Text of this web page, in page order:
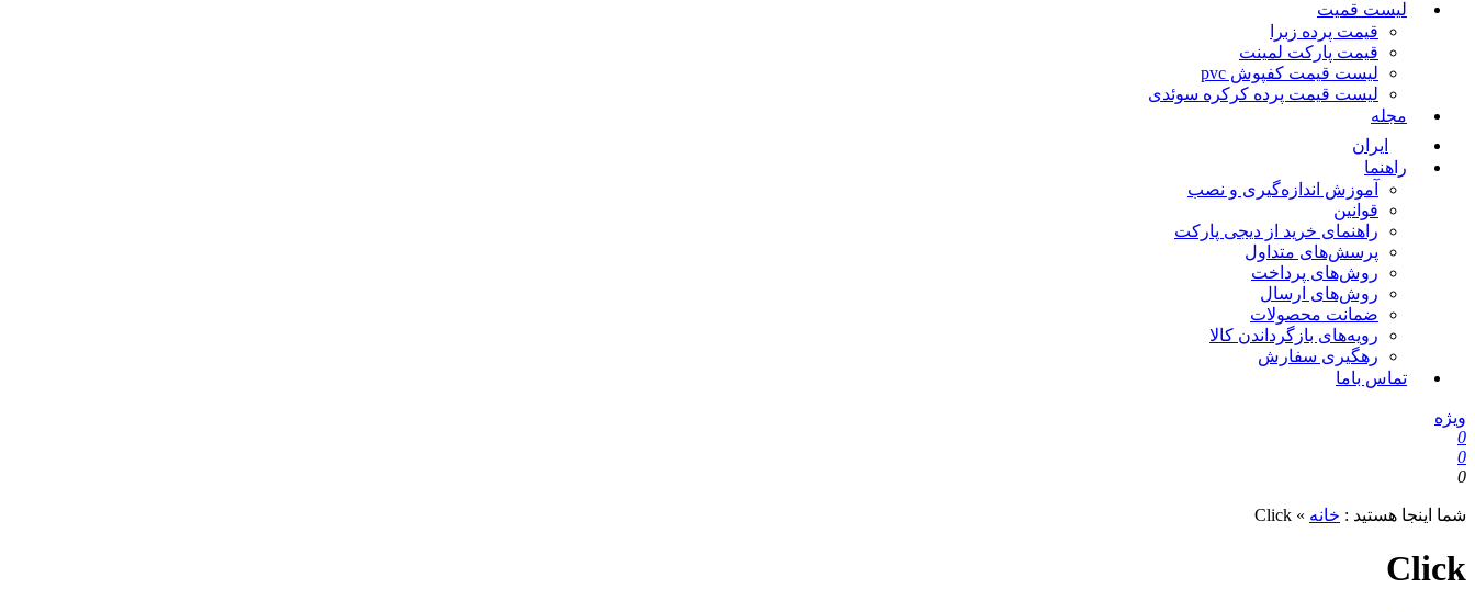
لیست قمیت
قیمت پرده زبرا
قیمت پارکت لمینت
لیست قیمت کفپوش pvc
لیست قیمت پرده کرکره سوئدی
مجله
ایران
راهنما
آموزش اندازه‌گیری و نصب
قوانین
راهنمای خرید از دیجی پارکت
پرسش‌های متداول
روش‌های پرداخت
روش‌های ارسال
ضمانت محصولات
رویه‌های بازگرداندن کالا
رهگیری سفارش
تماس باما
ویژه
0
0
0
شما اینجا هستید : خانه »
Click
Click